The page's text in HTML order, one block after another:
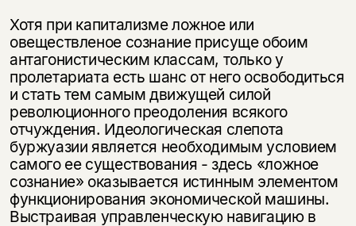
Хотя при капитализме ложное или
овеществленое сознание присуще обоим
антагонистическим классам, только у
пролетариата есть шанс от него освободиться
и стать тем самым движущей силой
революционного преодоления всякого
отчуждения. Идеологическая слепота
буржуазии является необходимым условием
самого ее существования - здесь «ложное
сознание» оказывается истинным элементом
функционирования экономической машины.
Выстраивая управленческую навигацию в